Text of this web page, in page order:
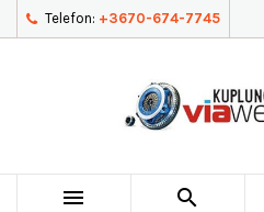
Telefon: +3670-674-7745
 